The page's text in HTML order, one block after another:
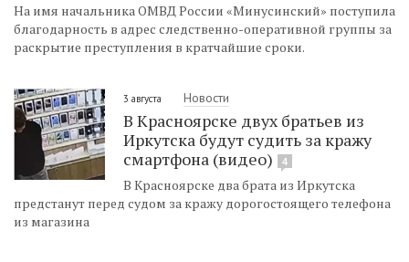
На имя начальника ОМВД России «Минусинский» поступила
благодарность в адрес следственно-оперативной группы за
раскрытие преступления в кратчайшие сроки.
3 августа Новости
В Красноярске двух братьев из
Иркутска будут судить за кражу
смартфона (видео)
4
В Красноярске два брата из Иркутска
предстанут перед судом за кражу дорогостоящего телефона
из магазина